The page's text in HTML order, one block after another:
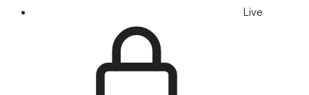
Live